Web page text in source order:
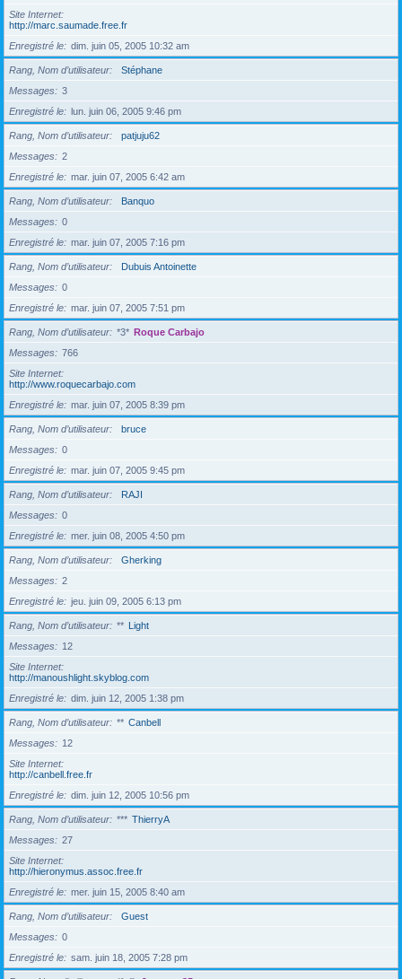
Site Internet
http://marc.saumade.free.fr
Enregistré le
dim. juin 05, 2005 10:32 am
Rang, Nom d’utilisateur
Stéphane
Messages
3
Enregistré le
lun. juin 06, 2005 9:46 pm
Rang, Nom d’utilisateur
patjuju62
Messages
2
Enregistré le
mar. juin 07, 2005 6:42 am
Rang, Nom d’utilisateur
Banquo
Messages
0
Enregistré le
mar. juin 07, 2005 7:16 pm
Rang, Nom d’utilisateur
Dubuis Antoinette
Messages
0
Enregistré le
mar. juin 07, 2005 7:51 pm
Rang, Nom d’utilisateur *3* Roque Carbajo
Messages
766
Site Internet
http://www.roquecarbajo.com
Enregistré le
mar. juin 07, 2005 8:39 pm
Rang, Nom d’utilisateur
bruce
Messages
0
Enregistré le
mar. juin 07, 2005 9:45 pm
Rang, Nom d’utilisateur
RAJI
Messages
0
Enregistré le
mer. juin 08, 2005 4:50 pm
Rang, Nom d’utilisateur
Gherking
Messages
2
Enregistré le
jeu. juin 09, 2005 6:13 pm
Rang, Nom d’utilisateur ** Light
Messages
12
Site Internet
http://manoushlight.skyblog.com
Enregistré le
dim. juin 12, 2005 1:38 pm
Rang, Nom d’utilisateur ** Canbell
Messages
12
Site Internet
http://canbell.free.fr
Enregistré le
dim. juin 12, 2005 10:56 pm
Rang, Nom d’utilisateur *** ThierryA
Messages
27
Site Internet
http://hieronymus.assoc.free.fr
Enregistré le
mer. juin 15, 2005 8:40 am
Rang, Nom d’utilisateur
Guest
Messages
0
Enregistré le
sam. juin 18, 2005 7:28 pm